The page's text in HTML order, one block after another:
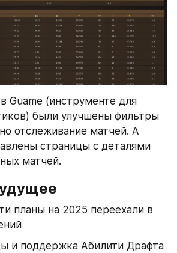
Guame (инструменте для
были улучшены фильтры
отслеживание матчей. А
страницы с деталями
матчей.
планы на 2025 переехали в
и поддержка Абилити Драфта